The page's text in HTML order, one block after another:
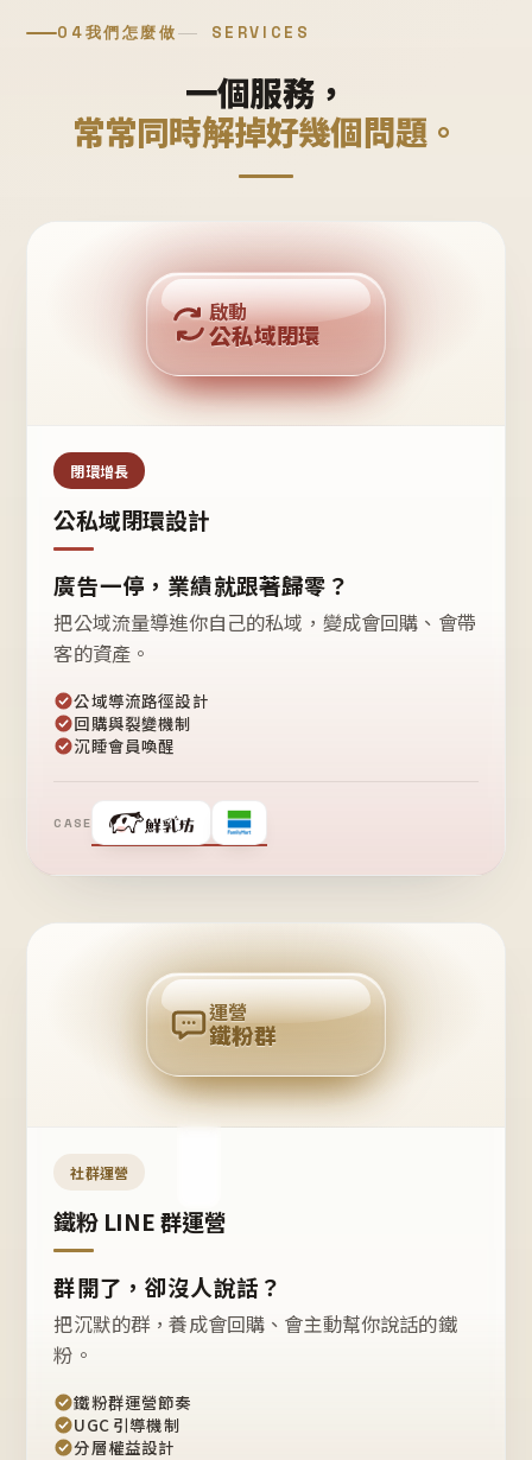
04我們怎麼做 SERVICES
一個服務，
常常同時解掉好幾個問題。
公域流量
私域鐵粉
回購複利
啟動
公私域閉環
閉環增長
公私域閉環設計
廣告一停，業績就跟著歸零？
把公域流量導進你自己的私域，變成會回購、會帶
客的資產。
公域導流路徑設計
回購與裂變機制
沉睡會員喚醒
CASE
開團
嗎？
❤
粉
回
購
運營
鐵粉群
社群運營
鐵粉 LINE 群運營
群開了，卻沒人說話？
把沉默的群，養成會回購、會主動幫你說話的鐵
粉。
鐵粉群運營節奏
UGC 引導機制
分層權益設計